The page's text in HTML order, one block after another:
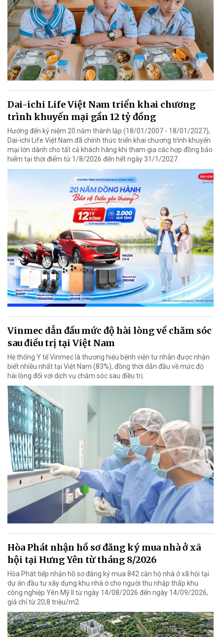
Dai-ichi Life Việt Nam triển khai chương
trình khuyến mại gần 12 tỷ đồng
Hướng đến kỷ niệm 20 năm thành lập (18/01/2007 - 18/01/2027),
Dai-ichi Life Việt Nam đã chính thức triển khai chương trình khuyến
mại lớn dành cho tất cả khách hàng khi tham gia các hợp đồng bảo
hiểm tại thời điểm từ 1/8/2026 đến hết ngày 31/1/2027.
Vinmec dẫn đầu mức độ hài lòng về chăm sóc
sau điều trị tại Việt Nam
Hệ thống Y tế Vinmec là thương hiệu bệnh viện tư nhân được nhận
biết nhiều nhất tại Việt Nam (83%), đồng thời dẫn đầu về mức độ
hài lòng đối với dịch vụ chăm sóc sau điều trị.
Hòa Phát nhận hồ sơ đăng ký mua nhà ở xã
hội tại Hưng Yên từ tháng 8/2026
Hòa Phát tiếp nhận hồ sơ đăng ký mua 842 căn hộ nhà ở xã hội tại
dự án đầu tư xây dựng khu nhà ở cho người thu nhập thấp khu
công nghiệp Yên Mỹ II từ ngày 14/08/2026 đến ngày 14/09/2026,
giá chỉ từ 20,8 triệu/m2.